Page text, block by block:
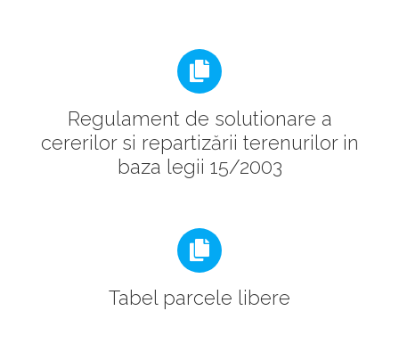
Regulament de solutionare a
cererilor si repartizării terenurilor in
baza legii 15/2003
Tabel parcele libere